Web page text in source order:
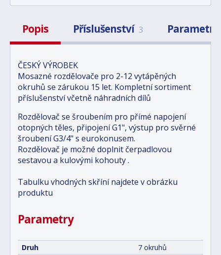
Popis Příslušenství 3 Parametry
ČESKÝ VÝROBEK
Mosazné rozdělovače pro 2-12 vytápěných
okruhů se zárukou 15 let. Kompletní sortiment
příslušenství včetně náhradních dílů
Rozdělovač se šroubením pro přímé napojení
otopných těles, připojení G1", výstup pro svěrné
šroubení G3/4" s eurokonusem.
Rozdělovač je možné doplnit čerpadlovou
sestavou a kulovými kohouty .
Tabulku vhodných skříní najdete v obrázku
produktu
Parametry
Druh
7 okruhů